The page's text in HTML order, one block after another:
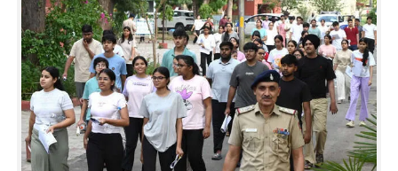
SPIRITUAL
INFO+
ART